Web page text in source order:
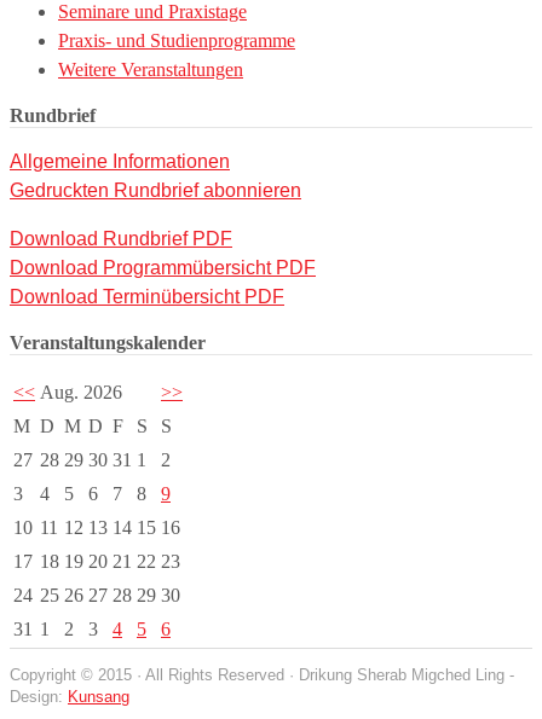
Seminare und Praxistage
Praxis- und Studienprogramme
Weitere Veranstaltungen
Rundbrief
Allgemeine Informationen
Gedruckten Rundbrief abonnieren
Download Rundbrief PDF
Download Programmübersicht PDF
Download Terminübersicht PDF
Veranstaltungskalender
<< Aug. 2026
>>
M D M D F S
S
27 28 29 30 31 1
2
3
4 5 6 7 8
9
10 11 12 13 14 15 16
17 18 19 20 21 22 23
24 25 26 27 28 29 30
31 1 2 3 4 5 6
Copyright © 2015 · All Rights Reserved · Drikung Sherab Migched Ling -
Design: Kunsang